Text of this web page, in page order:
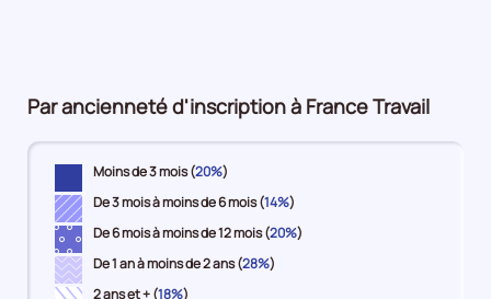
Par ancienneté d'inscription à France Travail
Moins de 3 mois (20%)
De 3 mois à moins de 6 mois (14%)
De 6 mois à moins de 12 mois (20%)
De 1 an à moins de 2 ans (28%)
2 ans et + (18%)